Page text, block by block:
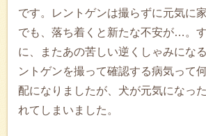
です。レントゲンは撮らずに元気に
でも、落ち着くと新たな不安が…。
に、またあの苦しい逆くしゃみにな
ントゲンを撮って確認する病気って
配になりましたが、犬が元気になっ
れてしまいました。